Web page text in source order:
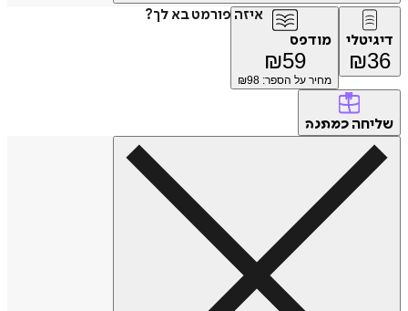
איזה פורמט בא לך?
דיגיטלי
₪36
מודפס
₪59
מחיר על הספר: ₪ 98
שליחה כמתנה